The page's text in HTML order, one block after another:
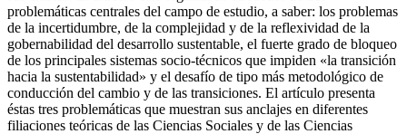
problemáticas centrales del campo de estudio, a saber: los problemas
de la incertidumbre, de la complejidad y de la reflexividad de la
gobernabilidad del desarrollo sustentable, el fuerte grado de bloqueo
de los principales sistemas socio-técnicos que impiden «la transición
hacia la sustentabilidad» y el desafío de tipo más metodológico de
conducción del cambio y de las transiciones. El artículo presenta
éstas tres problemáticas que muestran sus anclajes en diferentes
filiaciones teóricas de las Ciencias Sociales y de las Ciencias